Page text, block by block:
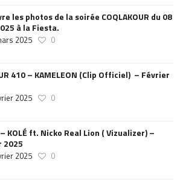
les photos de la soirée COQLAKOUR du 08
à la Fiesta.
2025 0
410 – KAMELEON (Clip Officiel) – Février
2025 0
KOLÉ ft. Nicko Real Lion ( Vizualizer) –
2025
2025 0